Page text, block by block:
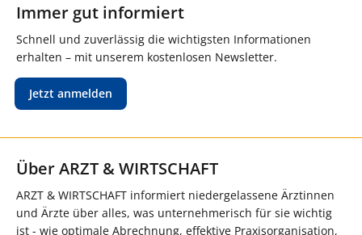
Immer gut informiert
Schnell und zuverlässig die wichtigsten Informationen
erhalten – mit unserem kostenlosen Newsletter.
Jetzt anmelden
Über ARZT & WIRTSCHAFT
ARZT & WIRTSCHAFT informiert niedergelassene Ärztinnen
und Ärzte über alles, was unternehmerisch für sie wichtig
ist - wie optimale Abrechnung, effektive Praxisorganisation,